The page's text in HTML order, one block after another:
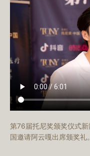
第76届托尼奖颁奖仪式
国邀请阿云嘎出席颁奖礼。